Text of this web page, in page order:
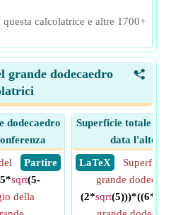
calcolatrice e altre 1700+
<
grande dodecaedro
dodecaedro
​ Partire
sqrt(5-
della
Superficie totale del
data
​ LaTeX
Superficie
grande
(2*sqrt(5)))*((6*